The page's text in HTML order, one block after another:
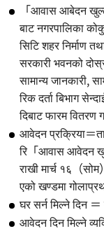
「आवास आबेदन
बाट नगरपालिका
सिटि शहर निर्माण
सरकारी भवनको
सामान्य जानकारी,
रिक दर्ता बिभाग
दिबाट फारम वितरण
आवेदन प्रक्रिया＝
रि「आवास आवेदन
राखी मार्च १६（
एको खण्डमा
घर सर्न मिल्ने दिन
आवेदन दिन मिल्ने